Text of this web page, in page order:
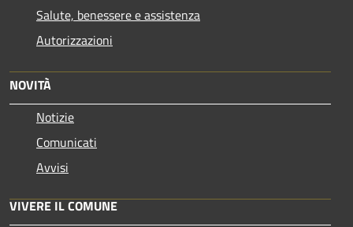
Salute, benessere e assistenza
Autorizzazioni
NOVITÀ
Notizie
Comunicati
Avvisi
VIVERE IL COMUNE